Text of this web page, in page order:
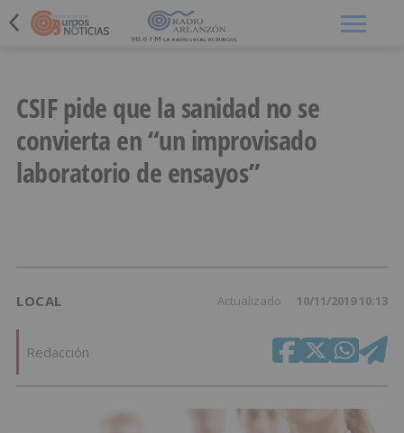
CSIF pide que la sanidad no se
convierta en “un improvisado
laboratorio de ensayos”
LOCAL Actualizado 10/11/2019 10:13
Redacción